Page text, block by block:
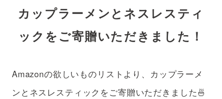
第三者評価
自立への壁
イベント
寄付金の場合
寄贈物品の場合
支援のお申込み
ニュース
カップラーメンとネスレスティ
ックをご寄贈いただきました！
Amazonの欲しいものリストより、カップラーメ
ンとネスレスティックをご寄贈いただきました🍜